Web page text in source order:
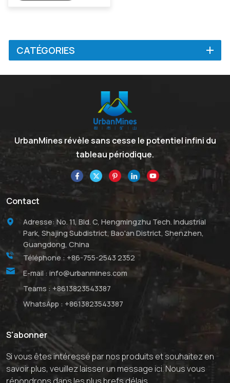
CATÉGORIES
UrbanMines révèle sans cesse le potentiel infini du
tableau périodique.
Contact
Adresse: No. 11, Bld. C, Hengmingzhu Tech. Industrial
Park, Shajing Subdistrict, Bao'an District, Shenzhen,
Guangdong, China
Téléphone : +86-755-2543 2352
E-mail : info@urbanmines.com
Teams : +8613823543387
WhatsApp : +8613823543387
S'abonner
Si vous êtes intéressé par nos produits et souhaitez en
savoir plus, veuillez laisser un message ici. Nous vous
répondrons dans les plus brefs délais.